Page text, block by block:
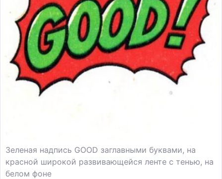
Зеленая надпись GOOD заглавными буквами, на
красной широкой развивающейся ленте с тенью, на
белом фоне